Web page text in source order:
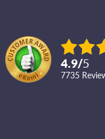
4.9/5
7735